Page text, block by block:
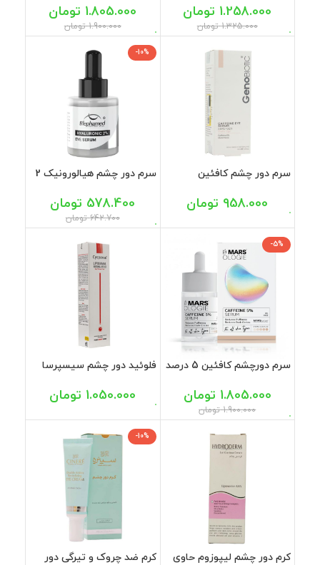
1.325.000 تومان
1.258.000 تومان
1.900.000 تومان
1.805.000 تومان
سرم دور چشم کافئین
958.000 تومان
-10%
سرم دور چشم هیالورونیک 2
642.700 تومان
578.400 تومان
-5%
سرم دورچشم کافئین 5 درصد
1.900.000 تومان
1.805.000 تومان
فلوئید دور چشم سیسپرسا
1.050.000 تومان
كرم دور چشم لیپوزوم حاوی
-10%
كرم ضد چروک و تیرگی دور